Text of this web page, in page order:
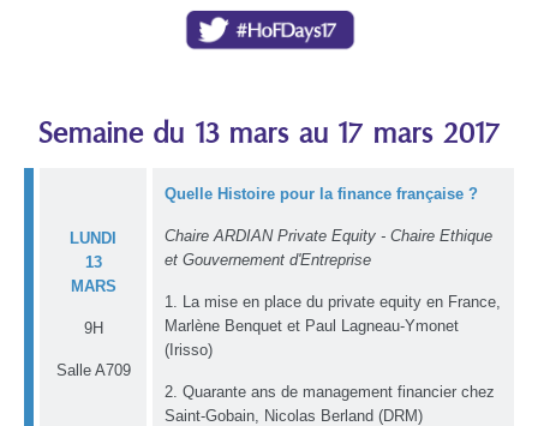
Semaine du 13 mars au 17 mars 2017
LUNDI
13
MARS
9H
Salle A709
Quelle Histoire pour la finance française ?
Chaire ARDIAN Private Equity - Chaire Ethique
et Gouvernement d'Entreprise
1. La mise en place du private equity en France,
Marlène Benquet et Paul Lagneau-Ymonet
(Irisso)
2. Quarante ans de management financier chez
Saint-Gobain, Nicolas Berland (DRM)